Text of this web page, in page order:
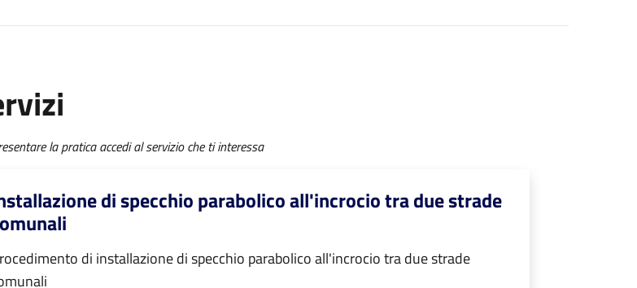
la pratica accedi al servizio che ti interessa
di specchio parabolico all'incrocio tra due strade
di installazione di specchio parabolico all'incrocio tra due strade